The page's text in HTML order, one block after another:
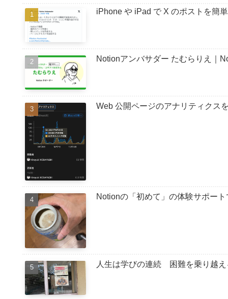
iPhone や iPad で X のポストを簡
Notionアンバサダー たむらりえ｜
Web 公開ページのアナリティクス
Notionの「初めて」の体験サポー
人生は学びの連続 困難を乗り越